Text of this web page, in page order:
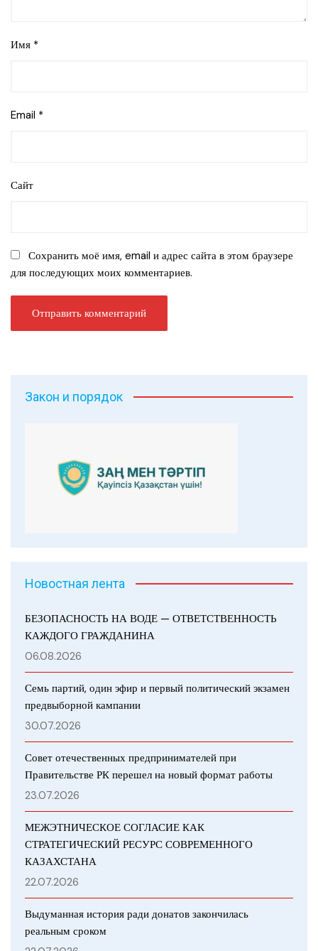
Имя *
Email *
Сайт
Сохранить моё имя, email и адрес сайта в этом браузере
для последующих моих комментариев.
Закон и порядок
Новостная лента
БЕЗОПАСНОСТЬ НА ВОДЕ — ОТВЕТСТВЕННОСТЬ
КАЖДОГО ГРАЖДАНИНА
06.08.2026
Семь партий, один эфир и первый политический экзамен
предвыборной кампании
30.07.2026
Совет отечественных предпринимателей при
Правительстве РК перешел на новый формат работы
23.07.2026
МЕЖЭТНИЧЕСКОЕ СОГЛАСИЕ КАК
СТРАТЕГИЧЕСКИЙ РЕСУРС СОВРЕМЕННОГО
КАЗАХСТАНА
22.07.2026
Выдуманная история ради донатов закончилась
реальным сроком